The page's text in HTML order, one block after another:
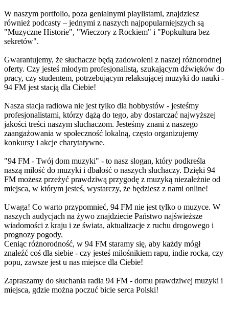
W naszym portfolio, poza genialnymi playlistami, znajdziesz
również podcasty – jednymi z naszych najpopularniejszych są
"Muzyczne Historie", "Wieczory z Rockiem" i "Popkultura bez
sekretów".
Gwarantujemy, że słuchacze będą zadowoleni z naszej różnorodnej
oferty. Czy jesteś młodym profesjonalistą, szukającym dźwięków do
pracy, czy studentem, potrzebującym relaksującej muzyki do nauki -
94 FM jest stacją dla Ciebie!
Nasza stacja radiowa nie jest tylko dla hobbystów - jesteśmy
profesjonalistami, którzy dążą do tego, aby dostarczać najwyższej
jakości treści naszym słuchaczom. Jesteśmy znani z naszego
zaangażowania w społeczność lokalną, często organizujemy
konkursy i akcje charytatywne.
"94 FM - Twój dom muzyki" - to nasz slogan, który podkreśla
naszą miłość do muzyki i dbałość o naszych słuchaczy. Dzięki 94
FM możesz przeżyć prawdziwą przygodę z muzyką niezależnie od
miejsca, w którym jesteś, wystarczy, że będziesz z nami online!
Uwaga! Co warto przypomnieć, 94 FM nie jest tylko o muzyce. W
naszych audycjach na żywo znajdziecie Państwo najświeższe
wiadomości z kraju i ze świata, aktualizacje z ruchu drogowego i
prognozy pogody.
Ceniąc różnorodność, w 94 FM staramy się, aby każdy mógł
znaleźć coś dla siebie - czy jesteś miłośnikiem rapu, indie rocka, czy
popu, zawsze jest u nas miejsce dla Ciebie!
Zapraszamy do słuchania radia 94 FM - domu prawdziwej muzyki i
miejsca, gdzie można poczuć bicie serca Polski!